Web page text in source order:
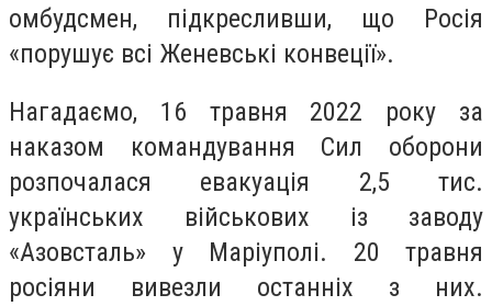
омбудсмен, підкресливши, що Росія
«порушує всі Женевські конвеції».
Нагадаємо, 16 травня 2022 року за
наказом командування Сил оборони
розпочалася евакуація 2,5 тис.
українських військових із заводу
«Азовсталь» у Маріуполі. 20 травня
росіяни вивезли останніх з них.